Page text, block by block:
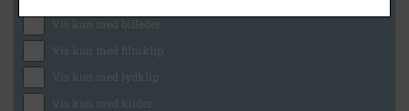
Vis kun med billeder
Vis kun med filmklip
Vis kun med lydklip
Vis kun med kilder